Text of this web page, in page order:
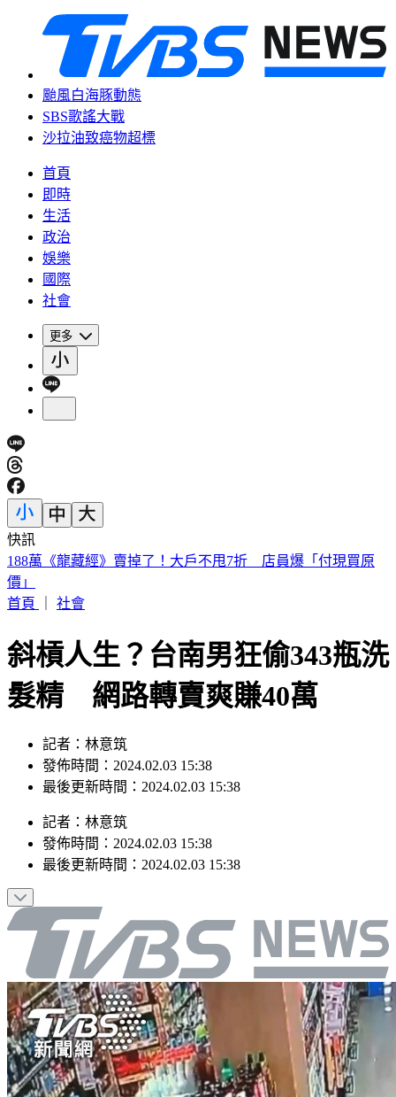
颱風白海豚動態
SBS歌謠大戰
沙拉油致癌物超標
首頁
即時
生活
政治
娛樂
國際
社會
更多
快訊
美股開盤／聯準會升息疑慮意外減緩！標普、那指「雙開高」
首頁
斜槓人生？台南男狂偷343瓶洗
髮精 網路轉賣爽賺40萬
發佈時間：2024.02.03 15:38
最後更新時間：2024.02.03 15:38
發佈時間：2024.02.03 15:38
最後更新時間：2024.02.03 15:38